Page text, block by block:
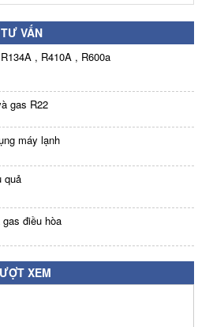
TƯ VẤN
, R410A , R600a
gas R22
máy lạnh
quả
điều hòa
XEM